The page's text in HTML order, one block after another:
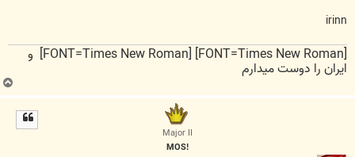
irinn
[FONT=Times New Roman] [FONT=Times New Roman] و
ایران را دوست میدارم
ب
ا
Major II